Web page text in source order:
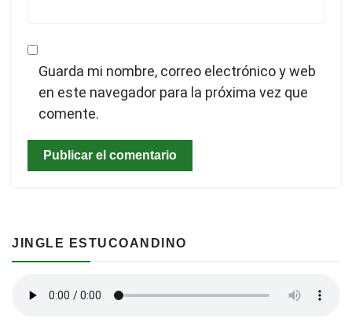
Guarda mi nombre, correo electrónico y web
en este navegador para la próxima vez que
comente.
JINGLE ESTUCOANDINO